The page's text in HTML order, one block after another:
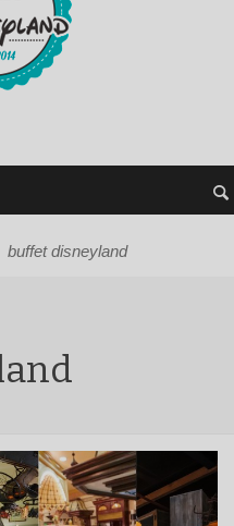
buffet disneyland